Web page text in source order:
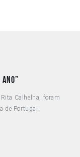
ANO”
Calhelha, foram
de Portugal.